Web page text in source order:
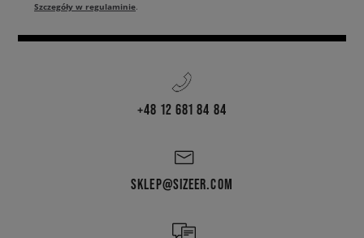
Szczegóły w regulaminie.
+48 12 681 84 84
SKLEP@SIZEER.COM